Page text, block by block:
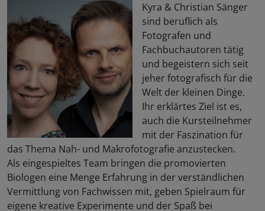
Kyra & Christian Sänger
sind beruflich als
Fotografen und
Fachbuchautoren tätig
und begeistern sich seit
jeher fotografisch für die
Welt der kleinen Dinge.
Ihr erklärtes Ziel ist es,
auch die Kursteilnehmer
mit der Faszination für
das Thema Nah- und Makrofotografie anzustecken.
Als eingespieltes Team bringen die promovierten
Biologen eine Menge Erfahrung in der verständlichen
Vermittlung von Fachwissen mit, geben Spielraum für
eigene kreative Experimente und der Spaß bei